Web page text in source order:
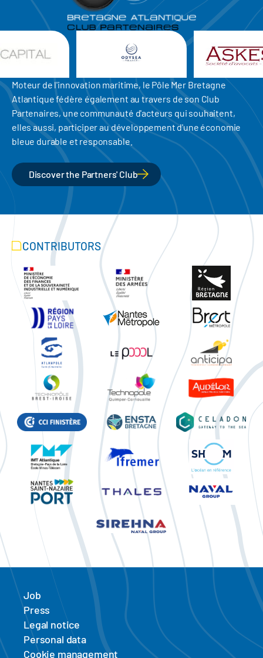
Moteur de l'innovation maritime, le Pôle Mer Bretagne
Atlantique fédère également au travers de son Club
Partenaires, une communauté d'acteurs qui souhaitent,
elles aussi, participer au développement d'une économie
bleue durable et responsable.
Discover the Partners' Club
CONTRIBUTORS
Job
Press
Legal notice
Personal data
Cookie management